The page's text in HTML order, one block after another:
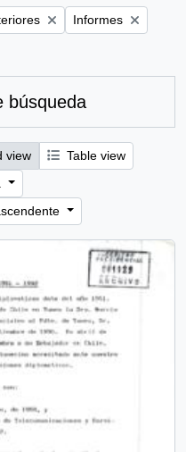
Remove filter:
Informes
búsqueda
view
Table view